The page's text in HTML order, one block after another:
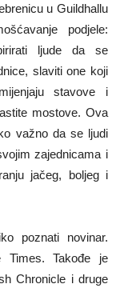
u Guildhallu
podjele:
ljude da se
slaviti one koji
stavove i
mostove. Ova
važno da se ljudi
zajednicama i
jačeg, boljeg i
poznati novinar.
Takođe je
Chronicle i druge